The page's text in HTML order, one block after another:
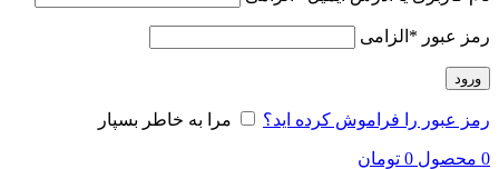
رمز عبور * الزامی
ورود
رمز عبور را فراموش کرده اید؟ مرا به خاطر بسپار
0 محصول 0 تومان